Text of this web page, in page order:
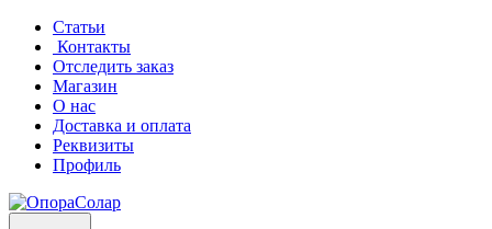
Перейти
навигации
Перейти
содержанию
Статьи
Контакты
Отследить заказ
Магазин
О нас
Доставка и оплата
Реквизиты
Профиль